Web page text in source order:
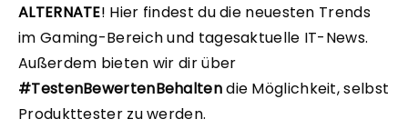
ALTERNATE! Hier findest du die neuesten Trends
im Gaming-Bereich und tagesaktuelle IT-News.
Außerdem bieten wir dir über
#TestenBewertenBehaltendie Möglichkeit, selbst
Produkttester zu werden.